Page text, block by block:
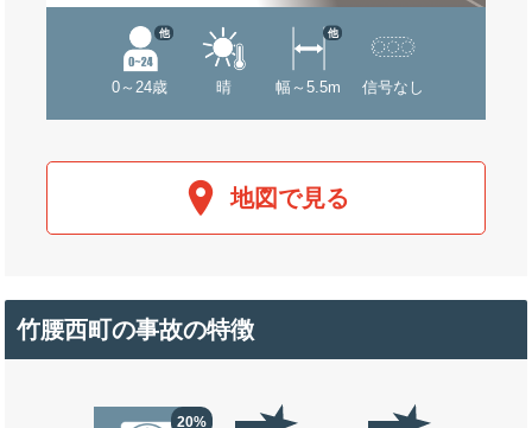
0～24歳
他
晴 幅～5.5m
他
信号なし
地図で見る
竹腰西町の事故の特徴
20%